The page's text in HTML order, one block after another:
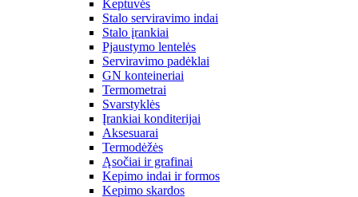
Keptuvės
Stalo serviravimo indai
Stalo įrankiai
Pjaustymo lentelės
Serviravimo padėklai
GN konteineriai
Termometrai
Svarstyklės
Įrankiai konditerijai
Aksesuarai
Termodėžės
Ąsočiai ir grafinai
Kepimo indai ir formos
Kepimo skardos